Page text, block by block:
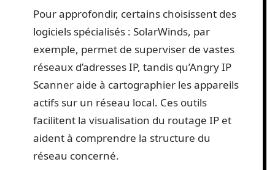
Pour approfondir, certains choisissent des
logiciels spécialisés : SolarWinds, par
exemple, permet de superviser de vastes
réseaux d’adresses IP, tandis qu’Angry IP
Scanner aide à cartographier les appareils
actifs sur un réseau local. Ces outils
facilitent la visualisation du routage IP et
aident à comprendre la structure du
réseau concerné.